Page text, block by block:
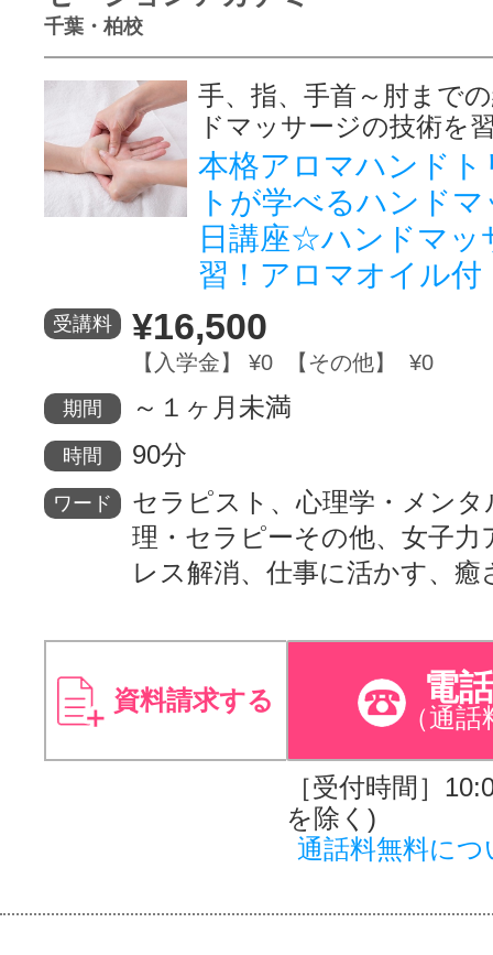
千葉・柏校
手、指、手首～肘まで
ドマッサージの技術を
本格アロマハンドト
トが学べるハンド
日講座☆ハンドマッ
習！アロマオイル付
受講料 ¥16,500
【入学金】 ¥0 【その他】 ¥0
期間 ～１ヶ月未満
時間 90分
ワード
セラピスト、心理学・メンタ
理・セラピーその他、女子力
レス解消、仕事に活かす、癒
資料請求する 電
（通話
［受付時間］
を除く)
通話料無料につ